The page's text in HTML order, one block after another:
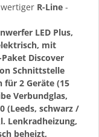
R-Line -
LED Plus,
mit
Discover
Schnittstelle
2 Geräte (15
Verbundglas,
(Leeds, schwarz /
Lenkradheizung,
beheizt,